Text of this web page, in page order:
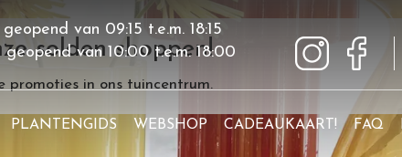
solden shoppen!
promoties in ons tuincentrum.
van 09:15 t.e.m. 18:15
geopend van10:00t.e.m.18:00
PLANTENGIDS WEBSHOP CADEAUKAART! FAQ